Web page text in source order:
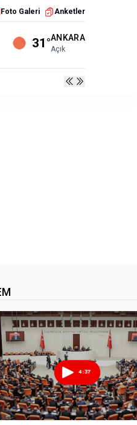
Foto Galeri Anketler
31°ANKARA
Açık